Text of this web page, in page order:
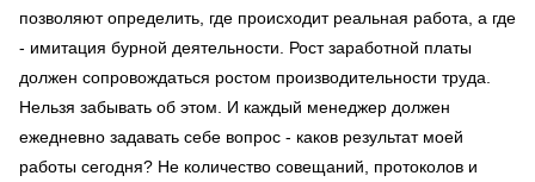
позволяют определить, где происходит реальная работа, а где
- имитация бурной деятельности. Рост заработной платы
должен сопровождаться ростом производительности труда.
Нельзя забывать об этом. И каждый менеджер должен
ежедневно задавать себе вопрос - каков результат моей
работы сегодня? Не количество совещаний, протоколов и